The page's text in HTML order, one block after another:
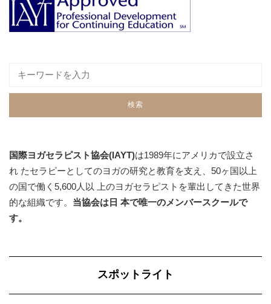
国際ヨガセラピスト協会(IAYT)は1989年にアメリカで設立さ
れ たセラピーとしてのヨガの研究と教育を支え、50ヶ国以上
の国で働く5,600人以 上のヨガセラピストを輩出してきた世界
的な組織です。 当協会は日 本で唯一のメンバースクールで
す。
スポットライト